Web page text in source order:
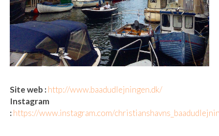
Site web :http://www.baadudlejningen.dk/
Instagram
:https://www.instagram.com/